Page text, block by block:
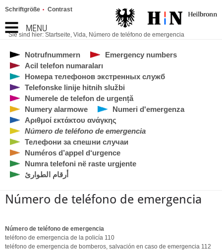
MENU
Schriftgröße Contrast
Sie sind hier: Startseite, Vida, Número de teléfono de emergencia
Notrufnummern
Emergency numbers
Acil telefon numaraları
Номера телефонов экстренных служб
Telefonske linije hitnih službi
Numerele de telefon de urgență
Numery alarmowe
Numeri d'emergenza
Αριθμοί εκτάκτου ανάγκης
Número de teléfono de emergencia
Телефони за спешни случаи
Numéros d’appel d‘urgence
Numra telefoni në raste urgjente
أرقام الطوارئ
Número de teléfono de emergencia
Número de teléfono de emergencia
teléfono de emergencia de la policía 110
teléfono de emergencia de bomberos, salvación en caso de emergencia 112